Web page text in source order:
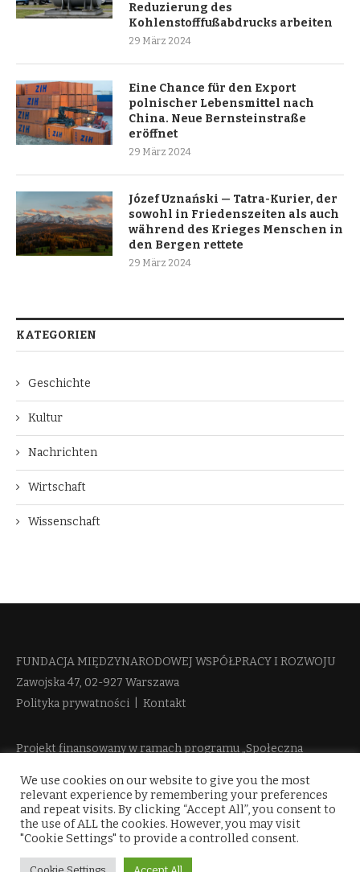
Reduzierung des
Kohlenstofffußabdrucks arbeiten
29 März 2024
Eine Chance für den Export
polnischer Lebensmittel nach
China. Neue Bernsteinstraße
eröffnet
29 März 2024
Józef Uznański — Tatra-Kurier, der
sowohl in Friedenszeiten als auch
während des Krieges Menschen in
den Bergen rettete
29 März 2024
KATEGORIEN
Geschichte
Kultur
Nachrichten
Wirtschaft
Wissenschaft
FUNDACJA MIĘDZYNARODOWEJ WSPÓŁPRACY I ROZWOJU​
Zawojska 47, 02-927 Warszawa
Polityka prywatności
Kontakt
Projekt finansowany w ramach programu „Społeczna
więcej informacji
We use cookies on our website to give you the most
relevant experience by remembering your preferences
and repeat visits. By clicking “Accept All”, you consent to
the use of ALL the cookies. However, you may visit
"Cookie Settings" to provide a controlled consent.